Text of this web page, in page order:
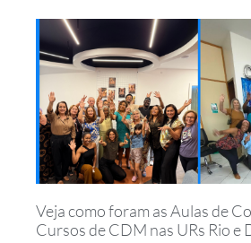
Veja como foram as Aulas de
Cursos de CDM nas URs Rio e